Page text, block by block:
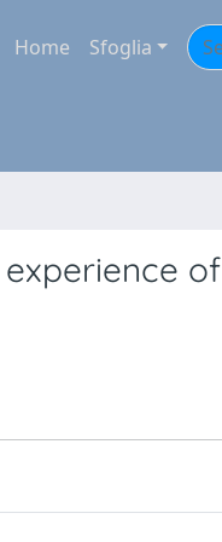
Home Sfoglia
of